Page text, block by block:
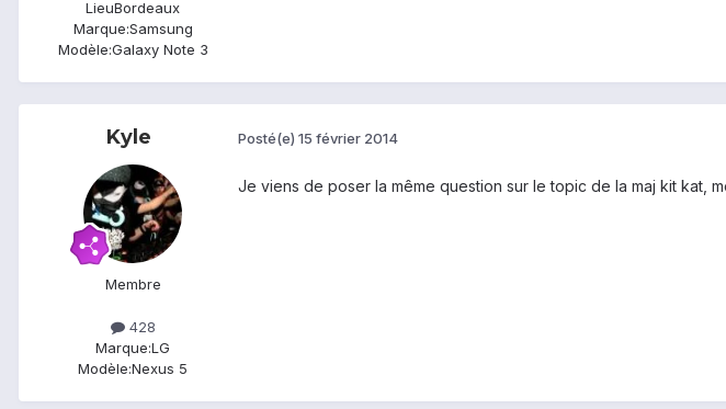
LieuBordeaux
Marque:Samsung
Modèle:Galaxy Note 3
Kyle
Membre
428
Marque:LG
Modèle:Nexus 5
Posté(e) 15 février 2014
Je viens de poser la même question sur le topic de la maj kit kat,